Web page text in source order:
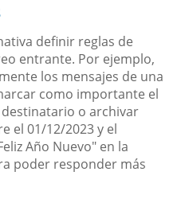
definir reglas de
entrante. Por ejemplo,
los mensajes de una
como importante el
o archivar
el 01/12/2023 y el
Año Nuevo" en la
poder responder más